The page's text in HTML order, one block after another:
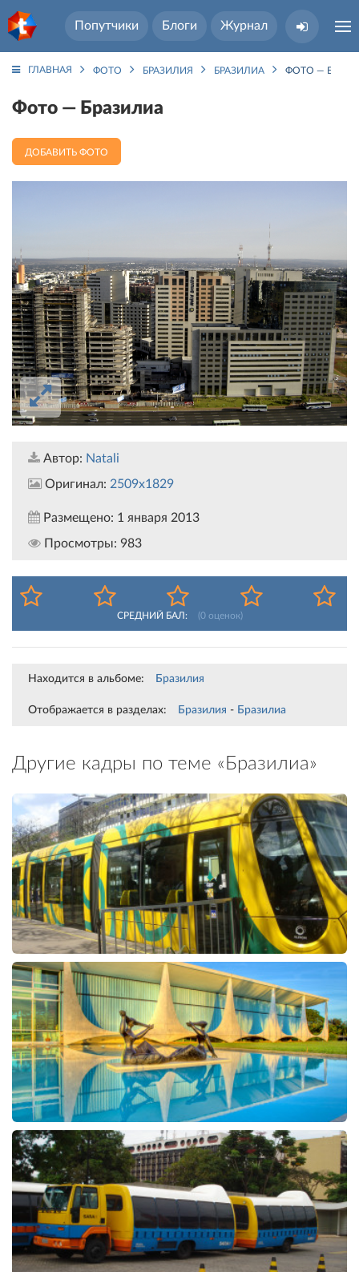
Попутчики Блоги Журнал
ГЛАВНАЯ ФОТО БРАЗИЛИЯ БРАЗИЛИА ФОТО —
Фото — Бразилиа
ДОБАВИТЬ ФОТО
Автор: Natali
Оригинал: 2509x1829
Размещено: 1 января 2013
Просмотры: 983
СРЕДНИЙ БАЛ: (0оценок)
Находится в альбоме: Бразилия
Отображается в разделах: Бразилия - Бразилиа
Другие кадры по теме «Бразилиа»